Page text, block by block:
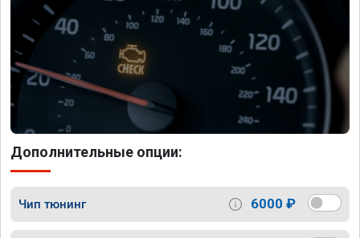
Дополнительные опции:
Чип тюнинг 6000 ₽